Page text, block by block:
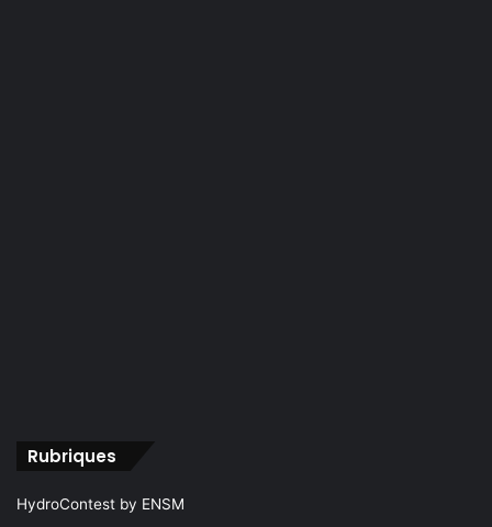
Rubriques
HydroContest by ENSM